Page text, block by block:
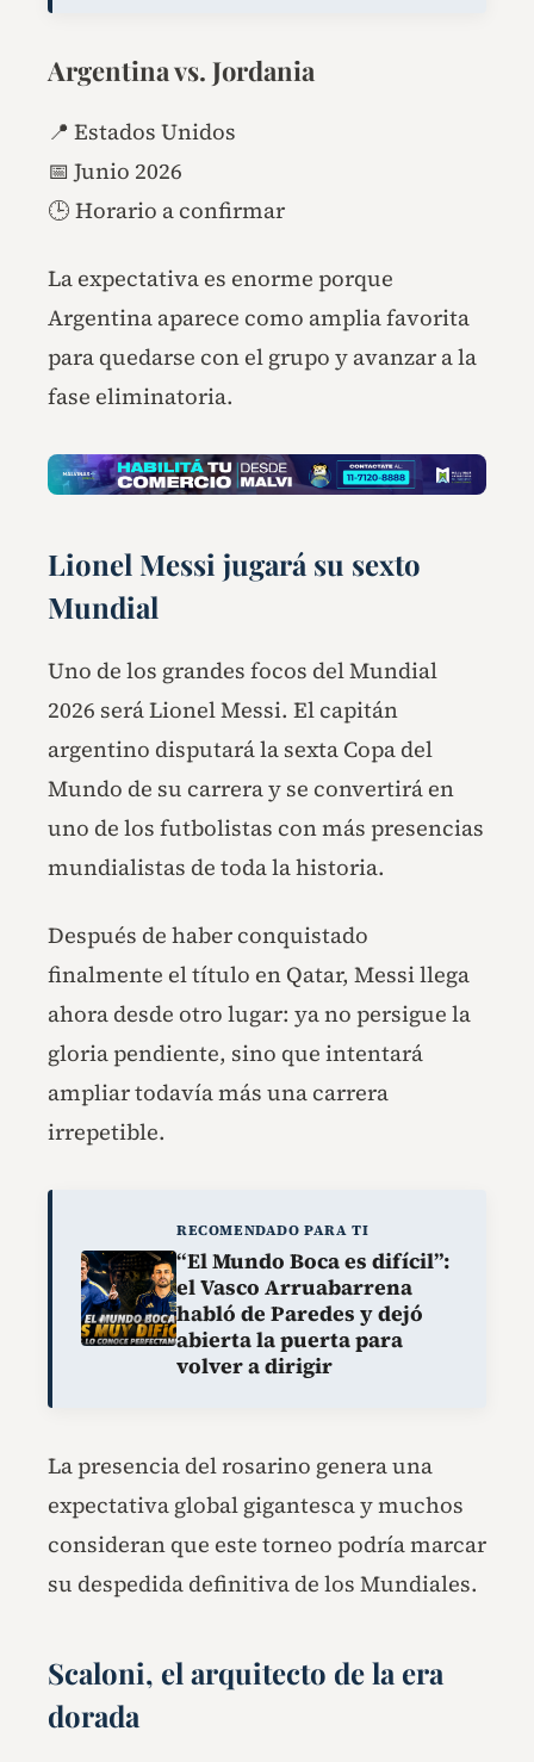
Argentina vs. Jordania
📍 Estados Unidos
📅 Junio 2026
🕒 Horario a confirmar
La expectativa es enorme porque
Argentina aparece como amplia favorita
para quedarse con el grupo y avanzar a la
fase eliminatoria.
Lionel Messi jugará su sexto
Mundial
Uno de los grandes focos del Mundial
2026 será Lionel Messi. El capitán
argentino disputará la sexta Copa del
Mundo de su carrera y se convertirá en
uno de los futbolistas con más presencias
mundialistas de toda la historia.
Después de haber conquistado
finalmente el título en Qatar, Messi llega
ahora desde otro lugar: ya no persigue la
gloria pendiente, sino que intentará
ampliar todavía más una carrera
irrepetible.
RECOMENDADO PARA TI
“El Mundo Boca es difícil”:
el Vasco Arruabarrena
habló de Paredes y dejó
abierta la puerta para
volver a dirigir
La presencia del rosarino genera una
expectativa global gigantesca y muchos
consideran que este torneo podría marcar
su despedida definitiva de los Mundiales.
Scaloni, el arquitecto de la era
dorada